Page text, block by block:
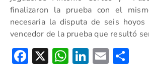
finalizaron la prueba con el
necesaria la disputa de seis
vencedor de la prueba que resultó
Facebook
X WhatsApp
LinkedIn
Email